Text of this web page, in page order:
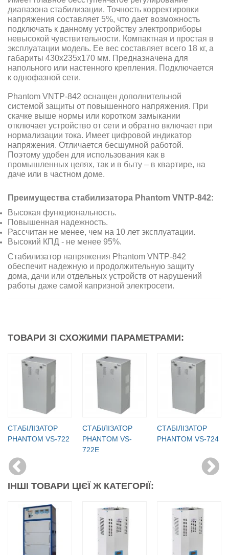
диапазона стабилизации. Точность корректировки
напряжения составляет 5%, что дает возможность
подключать к данному устройству электроприборы
невысокой чувствительности. Компактная и простая в
эксплуатации модель. Ее вес составляет всего 18 кг, а
габариты 430х235х170 мм. Предназначена для
напольного или настенного крепления. Подключается
к однофазной сети.
Phantom VNTP-842 оснащен дополнительной
системой защиты от повышенного напряжения. При
скачке выше нормы или коротком замыкании
отключает устройство от сети и обратно включает при
нормализации тока. Имеет цифровой индикатор
напряжения. Отличается бесшумной работой.
Поэтому удобен для использования как в
промышленных целях, так и в быту – в квартире, на
даче или в частном доме.
Преимущества стабилизатора Phantom VNTP-842:
Высокая функциональность.
Повышенная надежность.
Рассчитан не менее, чем на 10 лет эксплуатации.
Высокий КПД - не менее 95%.
Стабилизатор напряжения Phantom VNTP-842
обеспечит надежную и продолжительную защиту
дома, дачи или отдельных устройств от нарушений
работы даже самой капризной электросети.
ТОВАРИ ЗІ СХОЖИМИ ПАРАМЕТРАМИ:
СТАБІЛІЗАТОР
PHANTOM VS-722
СТАБІЛІЗАТОР
PHANTOM VS-
722E
СТАБІЛІЗАТОР
PHANTOM VS-724
ІНШІ ТОВАРИ ЦІЄЇ Ж КАТЕГОРІЇ: